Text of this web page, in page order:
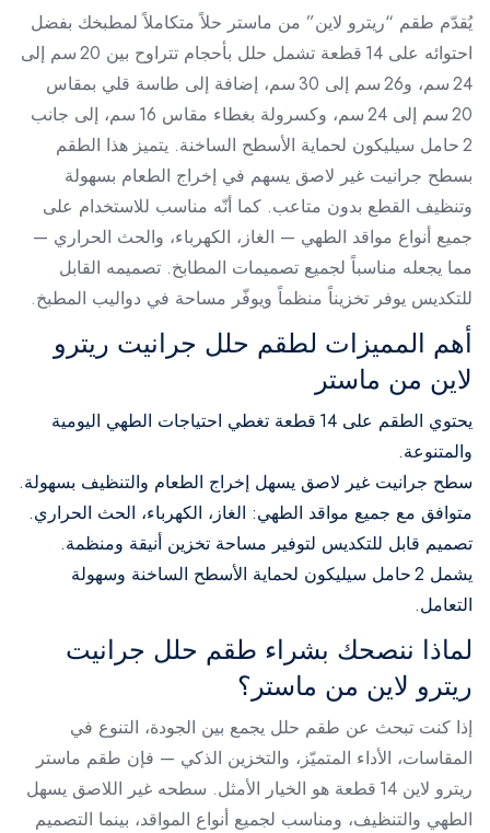
يُقدّم طقم “ريترو لاين” من ماستر حلاً متكاملاً لمطبخك بفضل
احتوائه على 14 قطعة تشمل حلل بأحجام تتراوح بين 20 سم إلى
24 سم، و26 سم إلى 30 سم، إضافة إلى طاسة قلي بمقاس
20 سم إلى 24 سم، وكسرولة بغطاء مقاس 16 سم، إلى جانب
2 حامل سيليكون لحماية الأسطح الساخنة. يتميز هذا الطقم
بسطح جرانيت غير لاصق يسهم في إخراج الطعام بسهولة
وتنظيف القطع بدون متاعب. كما أنّه مناسب للاستخدام على
جميع أنواع مواقد الطهي — الغاز، الكهرباء، والحث الحراري —
مما يجعله مناسباً لجميع تصميمات المطابخ. تصميمه القابل
للتكديس يوفر تخزيناً منظماً ويوفّر مساحة في دواليب المطبخ.
أهم المميزات لطقم حلل جرانيت ريترو
لاين من ماستر
يحتوي الطقم على 14 قطعة تغطي احتياجات الطهي اليومية
والمتنوعة.
سطح جرانيت غير لاصق يسهل إخراج الطعام والتنظيف بسهولة.
متوافق مع جميع مواقد الطهي: الغاز، الكهرباء، الحث الحراري.
تصميم قابل للتكديس لتوفير مساحة تخزين أنيقة ومنظمة.
يشمل 2 حامل سيليكون لحماية الأسطح الساخنة وسهولة
التعامل.
لماذا ننصحك بشراء طقم حلل جرانيت
ريترو لاين من ماستر؟
إذا كنت تبحث عن طقم حلل يجمع بين الجودة، التنوع في
المقاسات، الأداء المتميّز، والتخزين الذكي — فإن طقم ماستر
ريترو لاين 14 قطعة هو الخيار الأمثل. سطحه غير اللاصق يسهل
الطهي والتنظيف، ومناسب لجميع أنواع المواقد، بينما التصميم